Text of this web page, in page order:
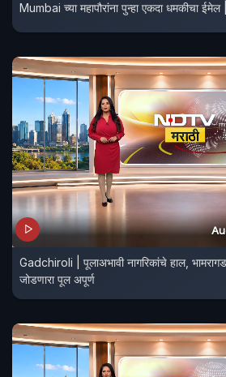
Mumbai च्या महापौरांना पुन्हा एकदा धमकीचा
Gadchiroli | पूलाअभावी नागरिकांचे हाल,
जोडणारा पूल अपूर्ण